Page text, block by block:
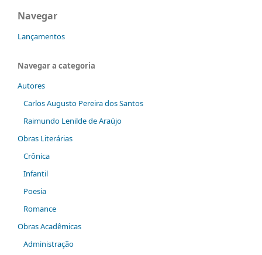
Navegar
Lançamentos
Navegar a categoria
Autores
Carlos Augusto Pereira dos Santos
Raimundo Lenilde de Araújo
Obras Literárias
Crônica
Infantil
Poesia
Romance
Obras Acadêmicas
Administração